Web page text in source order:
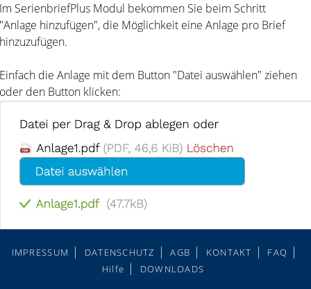
Im SerienbriefPlus Modul bekommen Sie beim Schritt
"Anlage hinzufügen", die Möglichkeit eine Anlage pro Brief
hinzuzufügen.
Einfach die Anlage mit dem Button "Datei auswählen" ziehen
oder den Button klicken:
Beilage auf Vorderseite: Schieberegler aktivieren und dann
IMPRESSUM DATENSCHUTZ AGB KONTAKT
FAQ
Hilfe
DOWNLOADS